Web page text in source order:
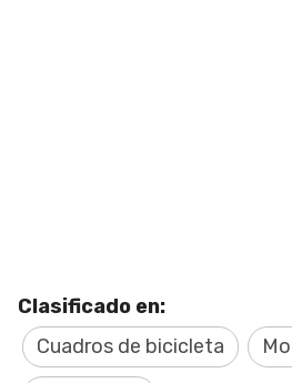
Clasificado en:
Cuadros de bicicleta